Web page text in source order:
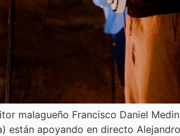
malagueño Francisco Daniel
están apoyando en directo